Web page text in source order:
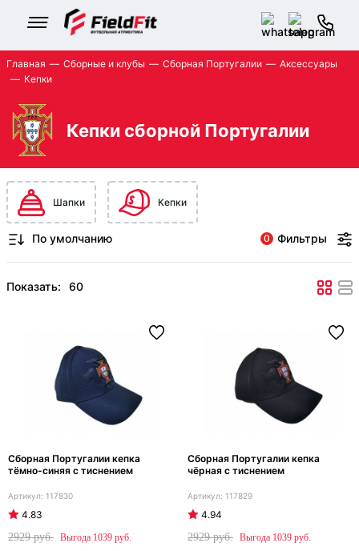
Главная Сборные и клубы Сборная Португалии
Аксессуары
Кепки
Кепки сборной Португалии
Шапки Кепки
0 Фильтры
Показать:
Сборная Португалии кепка
тёмно-синяя с тиснением
117830
4.83
2929
1039
Сборная Португалии кепка
чёрная с тиснением
117829
4.94
2929
1039